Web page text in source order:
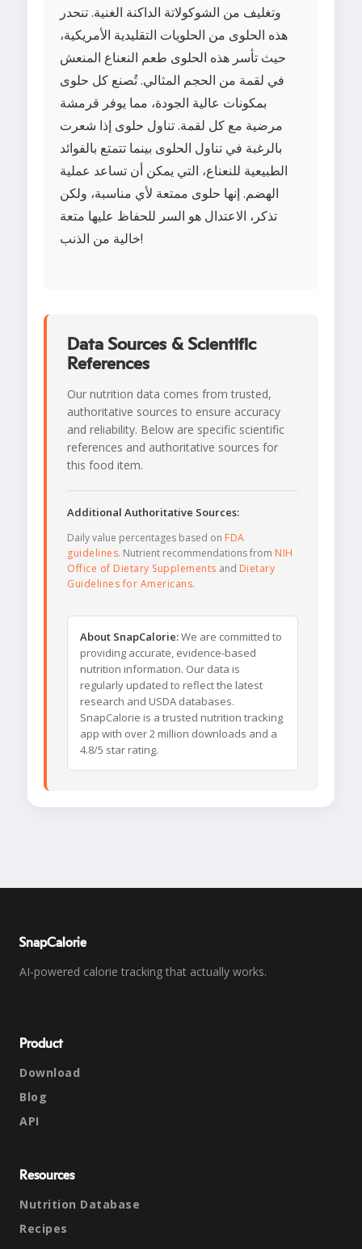
وتغليف من الشوكولاتة الداكنة الغنية. تنحدر
هذه الحلوى من الحلويات التقليدية الأمريكية،
حيث تأسر هذه الحلوى طعم النعناع المنعش
في لقمة من الحجم المثالي. تُصنع كل حلوى
بمكونات عالية الجودة، مما يوفر قرمشة
مرضية مع كل لقمة. تناول حلوى إذا شعرت
بالرغبة في تناول الحلوى بينما تتمتع بالفوائد
الطبيعية للنعناع، التي يمكن أن تساعد عملية
الهضم. إنها حلوى ممتعة لأي مناسبة، ولكن
تذكر، الاعتدال هو السر للحفاظ عليها متعة
خالية من الذنب!
Data Sources & Scientific
References
Our nutrition data comes from trusted,
authoritative sources to ensure accuracy
and reliability. Below are specific scientific
references and authoritative sources for
this food item.
Additional Authoritative Sources:
Daily value percentages based on FDA
guidelines. Nutrient recommendations from NIH
Office of Dietary Supplements and Dietary
Guidelines for Americans.
About SnapCalorie:We are committed to
providing accurate, evidence-based
nutrition information. Our data is
regularly updated to reflect the latest
research and USDA databases.
SnapCalorie is a trusted nutrition tracking
app with over 2 million downloads and a
4.8/5 star rating.
SnapCalorie
AI-powered calorie tracking that actually works.
Product
Download
Blog
API
Resources
Nutrition Database
Recipes